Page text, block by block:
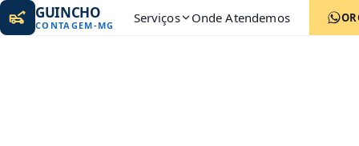
GUINCHO
CONTAGEM-MG Serviços Onde Atendemos